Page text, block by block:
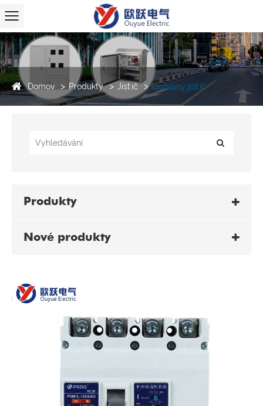
Domov Produkty Jistič Lisovaný jistič
Produkty
Nové produkty